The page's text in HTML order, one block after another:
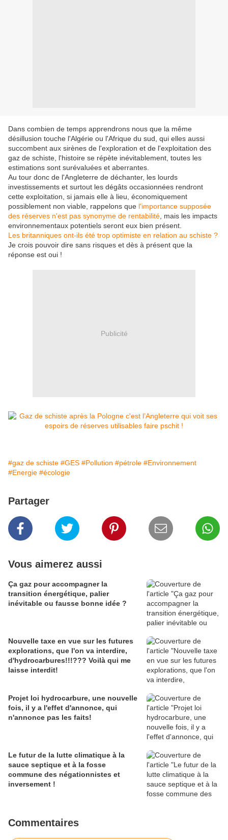
Dans combien de temps apprendrons nous que la même
désillusion touche l'Algérie ou l'Afrique du sud, qui elles aussi
succombent aux sirènes de l'exploration et de l'exploitation des
gaz de schiste, l'histoire se répète inévitablement, toutes les
estimations sont surévaluées et aberrantes.
Au tour donc de l'Angleterre de déchanter, les lourds
investissements et surtout les dégâts occasionnées rendront
cette exploitation, si jamais elle à lieu, économiquement
possiblement non viable, rappelons que l'importance supposée
des réserves n'est pas synonyme de rentabilité , mais les impacts
environnementaux potentiels seront eux bien présent.
Les britanniques ont-ils été trop optimiste en relation au schiste ?
Je crois pouvoir dire sans risques et dès à présent que la
réponse est oui !
Publicité
#gaz de schiste #GES #Pollution #pétrole #Environnement
#Energie #écologie
Partager
Vous aimerez aussi
Ça gaz pour accompagner la
transition énergétique, palier
inévitable ou fausse bonne idée ?
Nouvelle taxe en vue sur les futures
explorations, que l'on va interdire,
d'hydrocarbures!!!??? Voilà qui me
laisse interdit!
Projet loi hydrocarbure, une nouvelle
fois, il y a l'effet d'annonce, qui
n'annonce pas les faits!
Le futur de la lutte climatique à la
sauce septique et à la fosse
commune des négationnistes et
inversement !
Commentaires